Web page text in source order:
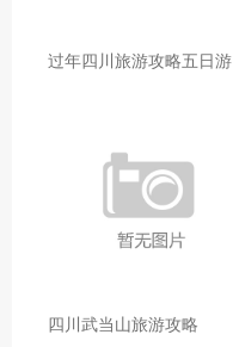
过年四川旅游攻略五日游
四川武当山旅游攻略